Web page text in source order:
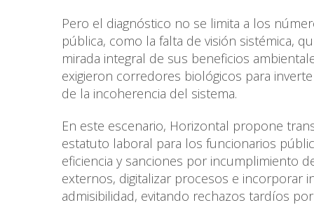
Pero el diagnóstico no se limita a los
pública, como la falta de visión sistémica,
mirada integral de sus beneficios
exigieron corredores biológicos para
de la incoherencia del sistema.
En este escenario, Horizontal propone
estatuto laboral para los funcionarios
eficiencia y sanciones por incumplimiento
externos, digitalizar procesos e incorporar
admisibilidad, evitando rechazos tardíos